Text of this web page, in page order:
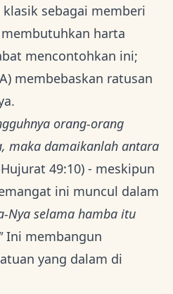
sebagai memberi
harta
mencontohkan ini;
membebaskan ratusan
orang-orang
maka damaikanlah antara
49:10) - meskipun
ini muncul dalam
Nya selama hamba itu
Ini membangun
yang dalam di